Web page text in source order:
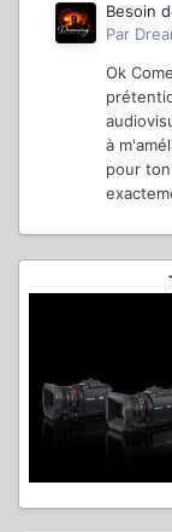
Besoin
Par
Ok
à
pour